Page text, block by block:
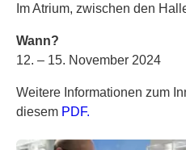
Im Atrium, zwischen den
Wann?
12. – 15. November 2024
Weitere Informationen zum
diesem PDF.